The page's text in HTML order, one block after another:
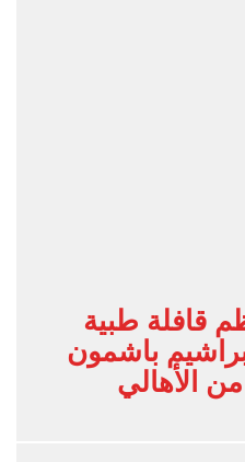
قافلة طبية
باشمون
الأهالي